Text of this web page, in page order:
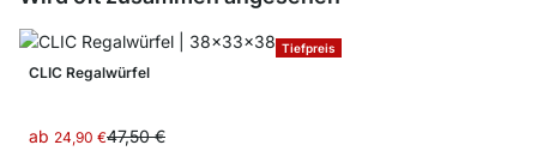
Tiefpreis
CLIC Regalwürfel
ab 24,90 €47,50 €